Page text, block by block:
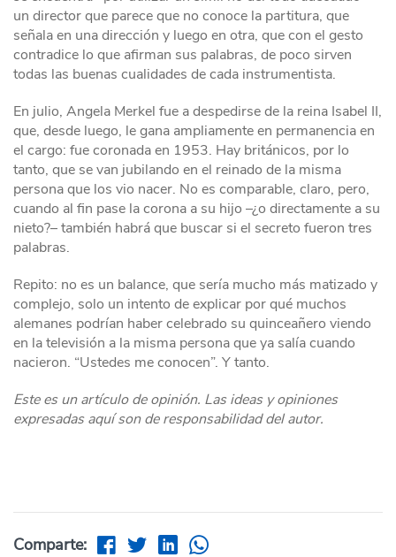
un director que parece que no conoce la partitura, que
señala en una dirección y luego en otra, que con el gesto
contradice lo que afirman sus palabras, de poco sirven
todas las buenas cualidades de cada instrumentista.
En julio, Angela Merkel fue a despedirse de la reina Isabel II,
que, desde luego, le gana ampliamente en permanencia en
el cargo: fue coronada en 1953. Hay británicos, por lo
tanto, que se van jubilando en el reinado de la misma
persona que los vio nacer. No es comparable, claro, pero,
cuando al fin pase la corona a su hijo –¿o directamente a su
nieto?– también habrá que buscar si el secreto fueron tres
palabras.
Repito: no es un balance, que sería mucho más matizado y
complejo, solo un intento de explicar por qué muchos
alemanes podrían haber celebrado su quinceañero viendo
en la televisión a la misma persona que ya salía cuando
nacieron. “Ustedes me conocen”. Y tanto.
Este es un artículo de opinión. Las ideas y opiniones
expresadas aquí son de responsabilidad del autor.
Comparte: